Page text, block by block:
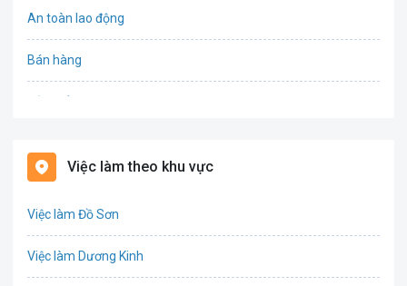
An toàn lao động
Bán hàng
Biên phiên dịch
Việc làm theo khu vực
Việc làm Đồ Sơn
Việc làm Dương Kinh